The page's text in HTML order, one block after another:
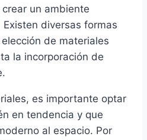
un ambiente
diversas formas
de materiales
la incorporación de
es importante optar
en tendencia y que
al espacio. Por